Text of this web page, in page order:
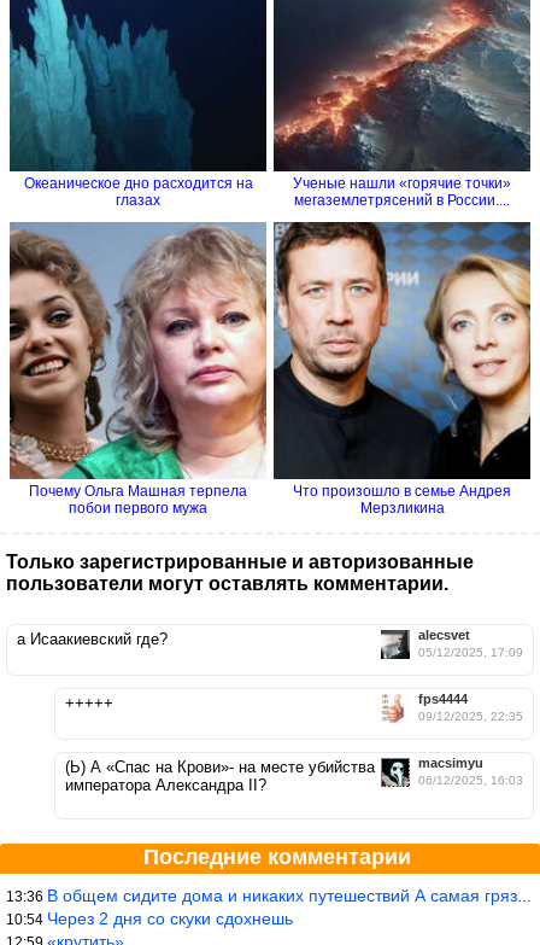
Океаническое дно расходится на
глазах
Ученые нашли «горячие точки»
мегаземлетрясений в России....
Почему Ольга Машная терпела
побои первого мужа
Что произошло в семье Андрея
Мерзликина
Только зарегистрированные и авторизованные
пользователи могут оставлять комментарии.
alecsvet
05/12/2025, 17:09
а Исаакиевский где?
fps4444
09/12/2025, 22:35
+++++
macsimyu
06/12/2025, 16:03
(Ь) А «Спас на Крови»- на месте убийства
императора Александра II?
Последние комментарии
13:36 В общем сидите дома и никаких путешествий А самая грязная в от
10:54 Через 2 дня со скуки сдохнешь